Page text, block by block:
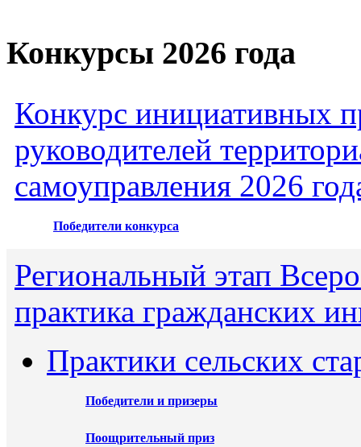
Конкурсы 2026 года
Конкурс инициативных
руководителей
самоуправления 2026
Победители конкурса
Региональный этап
практика гражданских
Практики сельских
Победители и призеры
Поощрительный приз